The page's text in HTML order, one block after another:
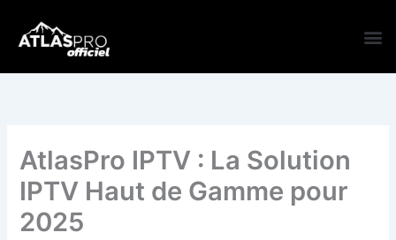
contenu
AtlasPro IPTV : La Solution
IPTV Haut de Gamme pour
2025